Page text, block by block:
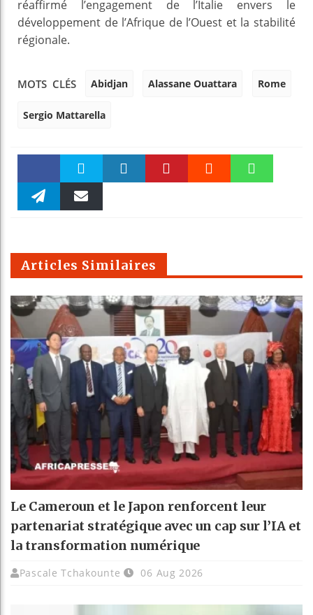
réaffirmé l’engagement de l’Italie envers le
développement de l’Afrique de l’Ouest et la stabilité
régionale.
MOTS CLÉS Abidjan Alassane Ouattara Rome
Sergio Mattarella
Faceboo Twitter
m
Articles Similaires
Le Cameroun et le Japon renforcent leur
partenariat stratégique avec un cap sur l’IA et
la transformation numérique
Pascale Tchakounte 06 Aug 2026